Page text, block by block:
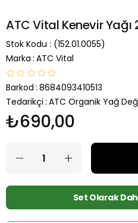
ATC Vital Kenevir Yağı
Stok Kodu
(152.01.0055)
Marka : ATC Vital
Barkod : 8684093410513
Tedarikçi : ATC Organik Yağ
₺690,00
Set Olarak